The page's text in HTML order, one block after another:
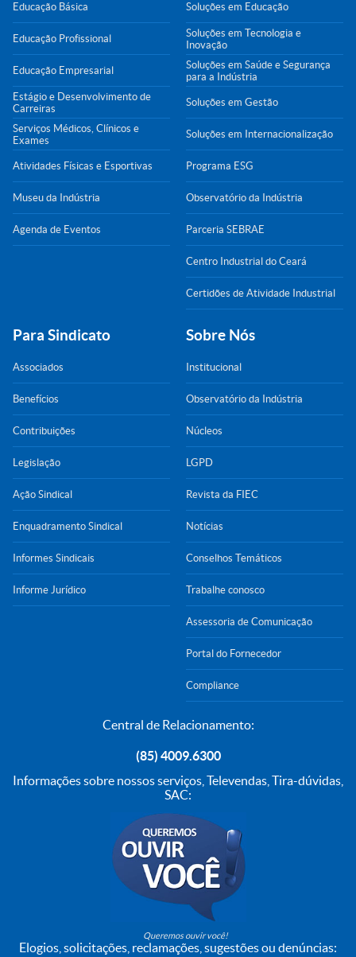
Educação Básica
Educação Profissional
Educação Empresarial
Estágio e Desenvolvimento de
Carreiras
Serviços Médicos, Clínicos e
Exames
Atividades Físicas e Esportivas
Museu da Indústria
Agenda de Eventos
Soluções em Educação
Soluções em Tecnologia e
Inovação
Soluções em Saúde e Segurança
para a Indústria
Soluções em Gestão
Soluções em Internacionalização
Programa ESG
Observatório da Indústria
Parceria SEBRAE
Centro Industrial do Ceará
Certidões de Atividade Industrial
Para Sindicato
Associados
Benefícios
Contribuições
Legislação
Ação Sindical
Enquadramento Sindical
Informes Sindicais
Informe Jurídico
Sobre Nós
Institucional
Observatório da Indústria
Núcleos
LGPD
Revista da FIEC
Notícias
Conselhos Temáticos
Trabalhe conosco
Assessoria de Comunicação
Portal do Fornecedor
Compliance
Central de Relacionamento:
(85) 4009.6300
Informações sobre nossos serviços, Televendas, Tira-dúvidas,
SAC:
Queremos ouvir você!
Elogios, solicitações, reclamações, sugestões ou denúncias: